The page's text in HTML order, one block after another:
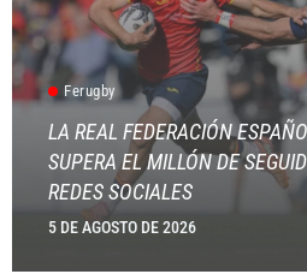
Ferugby
LA REAL FEDERACIÓN
SUPERA EL MILLÓN DE
REDES SOCIALES
5 DE AGOSTO DE 2026